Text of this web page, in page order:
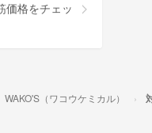
価格をチェッ
WAKO'S（ワコウケミカル）